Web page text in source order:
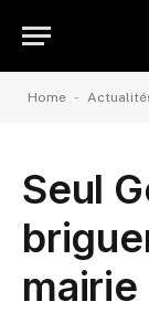
Home -
Seul
mairie